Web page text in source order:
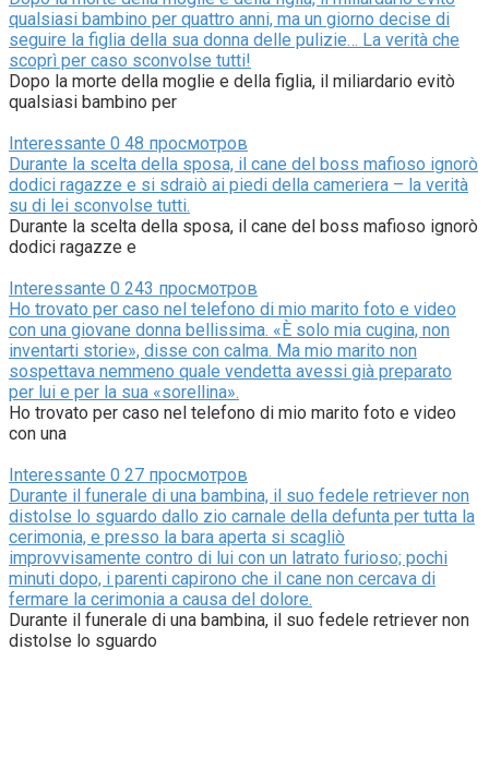
qualsiasi bambino per quattro anni, ma un giorno decise di
seguire la figlia della sua donna delle pulizie… La verità che
scoprì per caso sconvolse tutti!
Dopo la morte della moglie e della figlia, il miliardario evitò
qualsiasi bambino per
Interessante 0 48 просмотров
Durante la scelta della sposa, il cane del boss mafioso ignorò
dodici ragazze e si sdraiò ai piedi della cameriera – la verità
su di lei sconvolse tutti.
Durante la scelta della sposa, il cane del boss mafioso ignorò
dodici ragazze e
Interessante 0 243 просмотров
Ho trovato per caso nel telefono di mio marito foto e video
con una giovane donna bellissima. «È solo mia cugina, non
inventarti storie», disse con calma. Ma mio marito non
sospettava nemmeno quale vendetta avessi già preparato
per lui e per la sua «sorellina».
Ho trovato per caso nel telefono di mio marito foto e video
con una
Interessante 0 27 просмотров
Durante il funerale di una bambina, il suo fedele retriever non
distolse lo sguardo dallo zio carnale della defunta per tutta la
cerimonia, e presso la bara aperta si scagliò
improvvisamente contro di lui con un latrato furioso; pochi
minuti dopo, i parenti capirono che il cane non cercava di
fermare la cerimonia a causa del dolore.
Durante il funerale di una bambina, il suo fedele retriever non
distolse lo sguardo